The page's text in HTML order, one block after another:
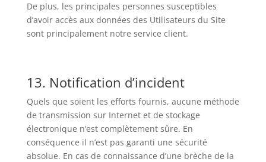
De plus, les principales personnes susceptibles
d’avoir accès aux données des Utilisateurs du Site
sont principalement notre service client.
13. Notification d’incident
Quels que soient les efforts fournis, aucune méthode
de transmission sur Internet et de stockage
électronique n’est complètement sûre. En
conséquence il n’est pas garanti une sécurité
absolue. En cas de connaissance d’une brèche de la